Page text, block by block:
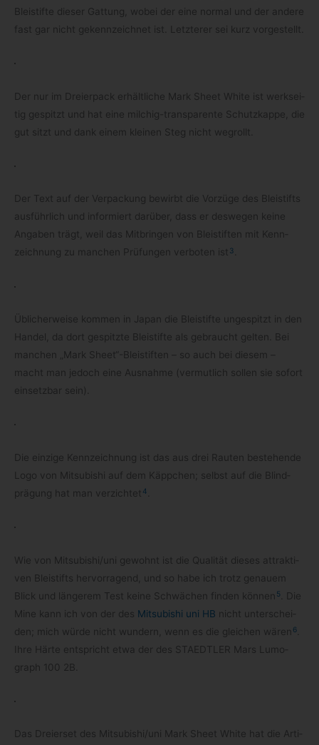
Blei­stifte die­ser Gat­tung, wobei der eine nor­mal und der andere
fast gar nicht gekenn­zeich­net ist. Letz­te­rer sei kurz vorgestellt.
Der nur im Drei­er­pack erhält­li­che Mark Sheet White ist werk­sei­
tig gespitzt und hat eine milchig-​transparente Schutz­kappe, die
gut sitzt und dank einem klei­nen Steg nicht wegrollt.
Der Text auf der Ver­pa­ckung bewirbt die Vor­züge des Blei­stifts
aus­führ­lich und infor­miert dar­über, dass er des­we­gen keine
Anga­ben trägt, weil das Mit­brin­gen von Blei­stif­ten mit Kenn­
zeich­nung zu man­chen Prü­fun­gen ver­bo­ten ist 3
Übli­cher­weise kom­men in Japan die Blei­stifte unge­spitzt in den
Han­del, da dort gespitzte Blei­stifte als gebraucht gel­ten. Bei
man­chen „Mark Sheet“-Bleistiften – so auch bei die­sem –
macht man jedoch eine Aus­nahme (ver­mut­lich sol­len sie sofort
ein­setz­bar sein).
Die ein­zige Kenn­zeich­nung ist das aus drei Rau­ten bestehende
Logo von Mitsu­bi­shi auf dem Käpp­chen; selbst auf die Blind­
prä­gung hat man ver­zich­tet
4
Wie von Mitsubishi/​uni gewohnt ist die Qua­li­tät die­ses attrak­ti­
ven Blei­stifts her­vor­ra­gend, und so habe ich trotz genauem
Blick und län­ge­rem Test keine Schwä­chen fin­den kön­nen 5
. Die
Mine kann ich von der des Mitsu­bi­shi uni HB nicht unter­schei­
den; mich würde nicht wun­dern, wenn es die glei­chen wären 6
Ihre Härte ent­spricht etwa der des STAEDTLER Mars Lumo­
graph 100 2B.
Das Drei­er­set des Mitsubishi/​uni Mark Sheet White hat die Arti­